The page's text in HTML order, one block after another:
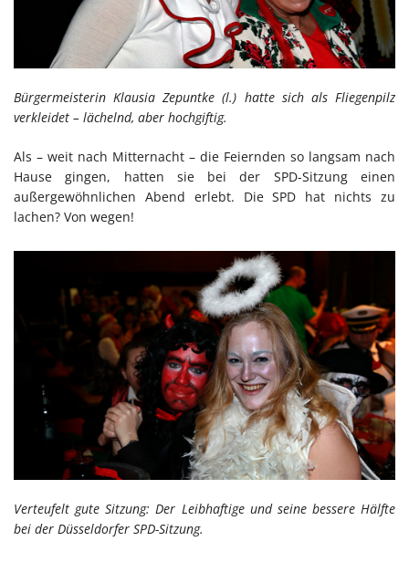
Bürgermeisterin Klausia Zepuntke (l.) hatte sich als Fliegenpilz
verkleidet – lächelnd, aber hochgiftig.
Als – weit nach Mitternacht – die Feiernden so langsam nach
Hause gingen, hatten sie bei der SPD-Sitzung einen
außergewöhnlichen Abend erlebt. Die SPD hat nichts zu
lachen? Von wegen!
Verteufelt gute Sitzung: Der Leibhaftige und seine bessere Hälfte
bei der Düsseldorfer SPD-Sitzung.